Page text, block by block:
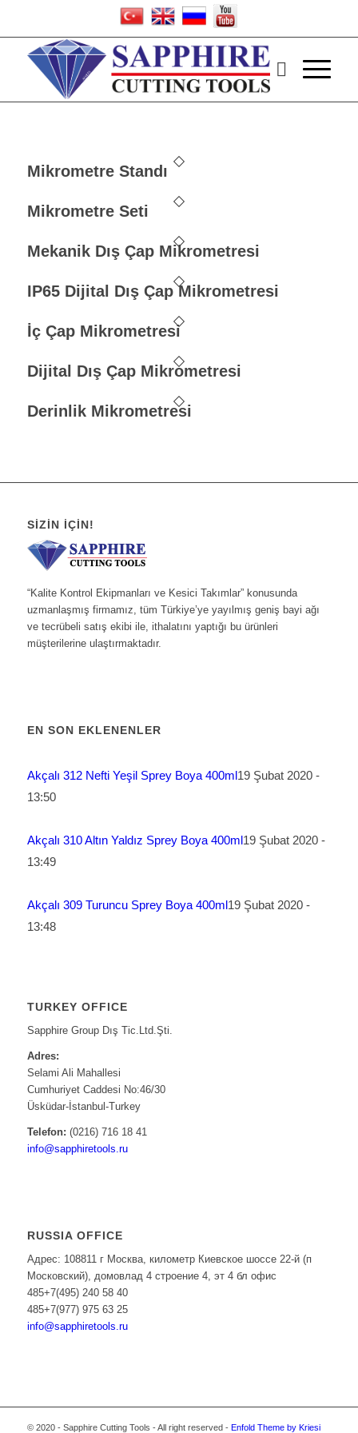
Mikrometre Standı
Mikrometre Seti
Mekanik Dış Çap Mikrometresi
IP65 Dijital Dış Çap Mikrometresi
İç Çap Mikrometresi
Dijital Dış Çap Mikrometresi
Derinlik Mikrometresi
SIZIN İÇIN!
“Kalite Kontrol Ekipmanları ve Kesici Takımlar” konusunda
uzmanlaşmış firmamız, tüm Türkiye’ye yayılmış geniş bayi ağı
ve tecrübeli satış ekibi ile, ithalatını yaptığı bu ürünleri
müşterilerine ulaştırmaktadır.
EN SON EKLENENLER
Akçalı 312 Nefti Yeşil Sprey Boya 400ml19 Şubat 2020 -
13:50
Akçalı 310 Altın Yaldız Sprey Boya 400ml19 Şubat 2020 -
13:49
Akçalı 309 Turuncu Sprey Boya 400ml19 Şubat 2020 -
13:48
TURKEY OFFICE
Sapphire Group Dış Tic.Ltd.Şti.
Adres:
Selami Ali Mahallesi
Cumhuriyet Caddesi No:46/30
Üsküdar-İstanbul-Turkey
Telefon: (0216) 716 18 41
info@sapphiretools.ru
RUSSIA OFFICE
Адрес: 108811 г Москва, километр Киевское шоссе 22-й (п
Московский), домовлад 4 строение 4, эт 4 бл офис
485+7(495) 240 58 40
485+7(977) 975 63 25
info@sapphiretools.ru
© 2020 - Sapphire Cutting Tools - All right reserved - Enfold Theme by Kriesi